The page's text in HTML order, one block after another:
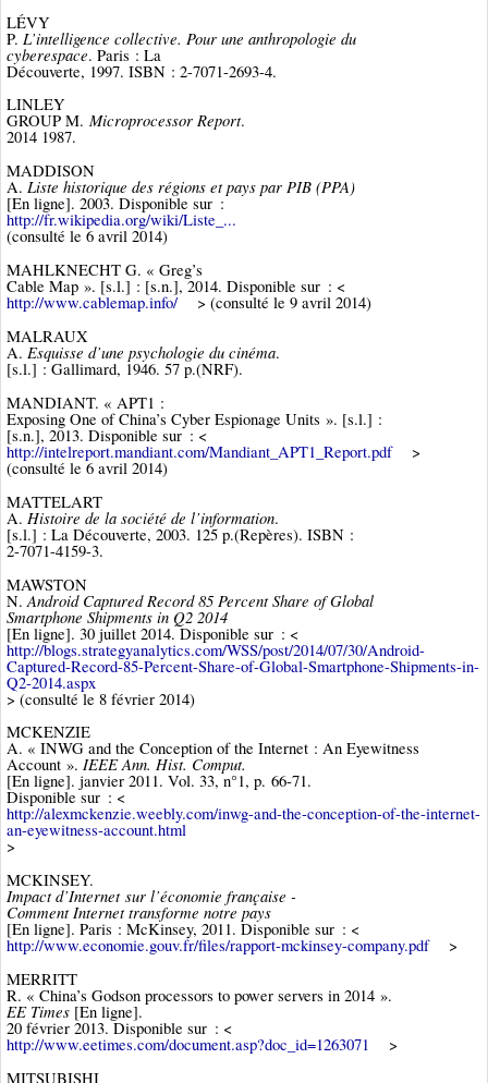
LÉVY
P. L’intelligence collective. Pour une anthropologie du
cyberespace. Paris : La
Découverte, 1997. ISBN : 2-7071-2693-4.
LINLEY
GROUP M. Microprocessor Report.
2014 1987.
MADDISON
A. Liste historique des régions et pays par PIB (PPA)
[En ligne]. 2003. Disponible sur :
http://fr.wikipedia.org/wiki/Liste_...
(consulté le 6 avril 2014)
MAHLKNECHT G. « Greg’s
Cable Map ». [s.l.] : [s.n.], 2014. Disponible sur : <
http://www.cablemap.info/
> (consulté le 9 avril 2014)
MALRAUX
A. Esquisse d’une psychologie du cinéma.
[s.l.] : Gallimard, 1946. 57 p.(NRF).
MANDIANT. « APT1 :
Exposing One of China’s Cyber Espionage Units ». [s.l.] :
[s.n.], 2013. Disponible sur : <
http://intelreport.mandiant.com/Mandiant_APT1_Report.pdf >
(consulté le 6 avril 2014)
MATTELART
A. Histoire de la société de l’information.
[s.l.] : La Découverte, 2003. 125 p.(Repères). ISBN :
2-7071-4159-3.
MAWSTON
N. Android Captured Record 85 Percent Share of Global
Smartphone Shipments in Q2 2014
[En ligne]. 30 juillet 2014. Disponible sur : <
http://blogs.strategyanalytics.com/WSS/post/2014/07/30/Android-
Captured-Record-85-Percent-Share-of-Global-Smartphone-Shipments-in-
Q2-2014.aspx
> (consulté le 8 février 2014)
MCKENZIE
A. « INWG and the Conception of the Internet : An Eyewitness
Account ». IEEE Ann. Hist. Comput.
[En ligne]. janvier 2011. Vol. 33, n°1, p. 66‑71.
Disponible sur : <
http://alexmckenzie.weebly.com/inwg-and-the-conception-of-the-internet-
an-eyewitness-account.html
>
MCKINSEY.
Impact d’Internet sur l’économie française -
Comment Internet transforme notre pays
[En ligne]. Paris : McKinsey, 2011. Disponible sur : <
http://www.economie.gouv.fr/files/rapport-mckinsey-company.pdf
>
MERRITT
R. « China’s Godson processors to power servers in 2014 ».
EE Times [En ligne].
20 février 2013. Disponible sur : <
http://www.eetimes.com/document.asp?doc_id=1263071
>
MITSUBISHI